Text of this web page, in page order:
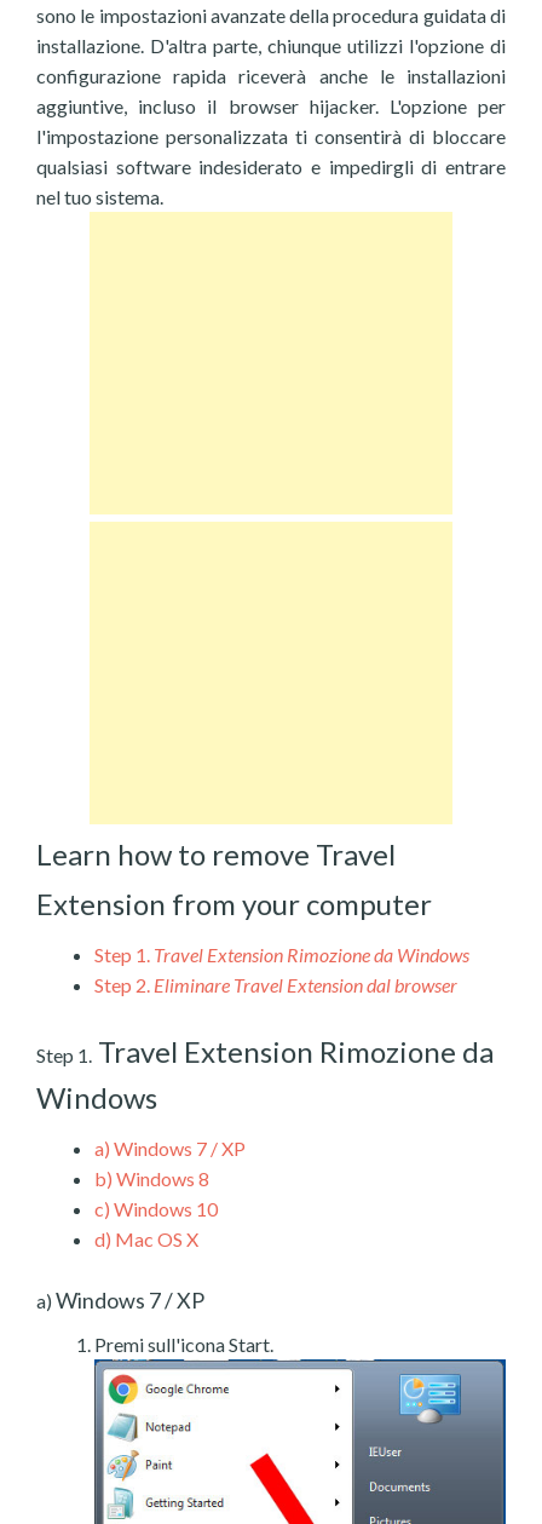
sono le impostazioni avanzate della procedura guidata di
installazione. D'altra parte, chiunque utilizzi l'opzione di
configurazione rapida riceverà anche le installazioni
aggiuntive, incluso il browser hijacker. L'opzione per
l'impostazione personalizzata ti consentirà di bloccare
qualsiasi software indesiderato e impedirgli di entrare
nel tuo sistema.
Learn how to remove Travel
Extension from your computer
Step 1. Travel Extension Rimozione da Windows
Step 2. Eliminare Travel Extension dal browser
Step 1. Travel Extension Rimozione da
Windows
a) Windows 7 / XP
b) Windows 8
c) Windows 10
d) Mac OS X
a) Windows 7 / XP
Premi sull'icona Start.